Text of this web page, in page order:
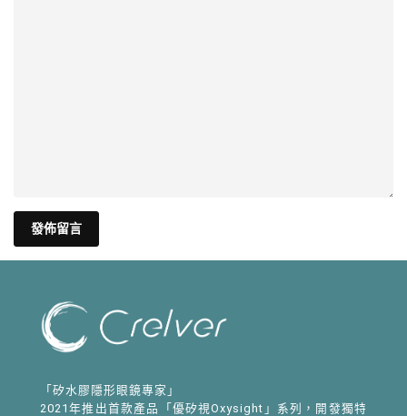
「矽水膠隱形眼鏡專家」
2021年推出首款產品「優矽視Oxysight」系列，開發獨特